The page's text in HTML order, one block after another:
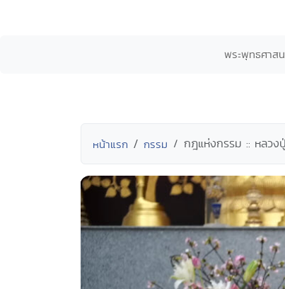
พระพุทธศาส
หน้าแรก กรรม กฎแห่งกรรม :: หลวง